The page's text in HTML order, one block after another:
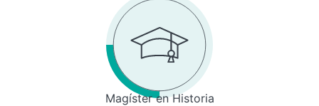
Magíster en Historia